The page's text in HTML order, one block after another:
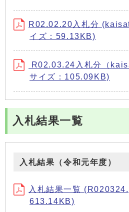
R02.02.20入札分
イズ：59.13KB)
R02.03.24入札分（
サイズ：105.09KB)
入札結果一覧
入札結果（令和元年度）
入札結果一覧
613.14KB)